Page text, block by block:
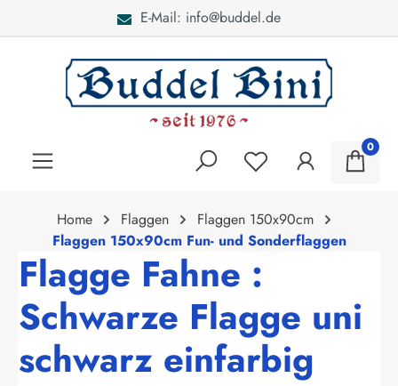
E-Mail: info@buddel.de
0
Home Flaggen
Flaggen 150x90cm
Flaggen 150x90cm Fun- und Sonderflaggen
Flagge Fahne :
Schwarze Flagge uni
schwarz einfarbig